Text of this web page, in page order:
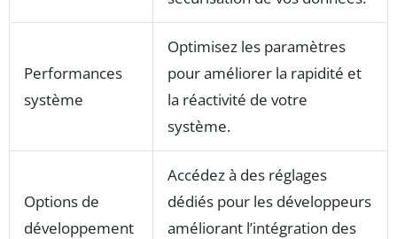
Performances
système
Optimisez les paramètres
pour améliorer la rapidité et
la réactivité de votre
système.
Options de
développement
Accédez à des réglages
dédiés pour les développeurs
améliorant l’intégration des